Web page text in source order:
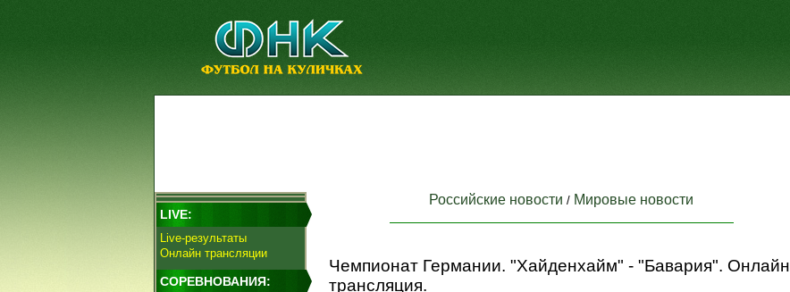
LIVE:
Live-результаты
Онлайн трансляции
СОРЕВНОВАНИЯ:
Российские новости / Мировые новости
Чемпионат Германии. "Хайденхайм" - "Бавария". Онлайн
трансляция.